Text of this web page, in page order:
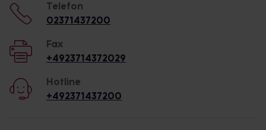
Telefon
02371437200
Fax
+4923714372029
Hotline
+492371437200